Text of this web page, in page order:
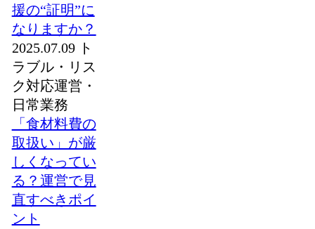
援の“証明”に
なりますか？
2025.07.09 ト
ラブル・リス
ク対応運営・
日常業務
「食材料費の
取扱い」が厳
しくなってい
る？運営で見
直すべきポイ
ント